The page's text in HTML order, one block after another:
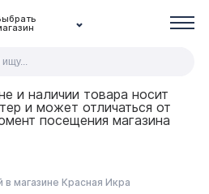
и наличии товара носит
и может отличаться от
посещения магазина
магазине Красная Икра